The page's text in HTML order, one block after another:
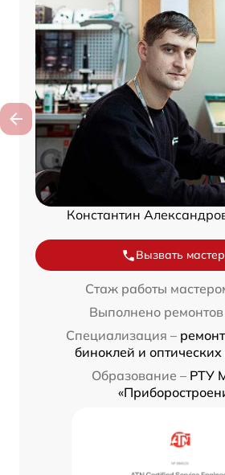
Константин
Вызвать
Стаж работы
Выполнено ремонтов
Специализация –
биноклей и
Образование – РТУ